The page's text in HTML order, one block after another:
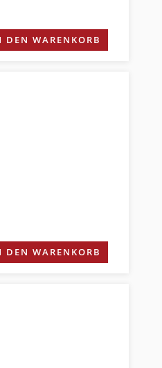
DEN WARENKORB
DEN WARENKORB